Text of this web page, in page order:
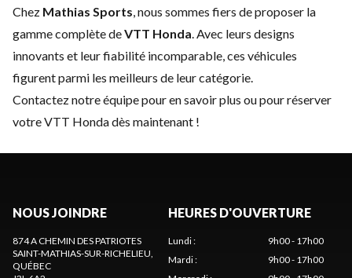
Chez Mathias Sports, nous sommes fiers de proposer la
gamme complète deVTT Honda. Avec leurs designs
innovants et leur fiabilité incomparable, ces véhicules
figurent parmi les meilleurs de leur catégorie.
Contactez notre équipepour en savoir plus ou pour réserver
votre VTT Honda dès maintenant !
NOUS JOINDRE
874 A CHEMIN DES PATRIOTES
SAINT-MATHIAS-SUR-RICHELIEU
QUÉBEC
HEURES D'OUVERTURE
Lundi:
9h00 - 17h00
Mardi:
9h00 - 17h00